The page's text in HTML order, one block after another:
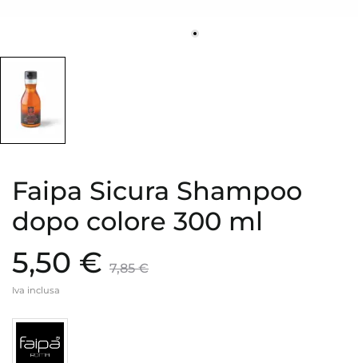
Faipa Sicura Shampoo
dopo colore 300 ml
5,50 € 7,85 €
Iva inclusa